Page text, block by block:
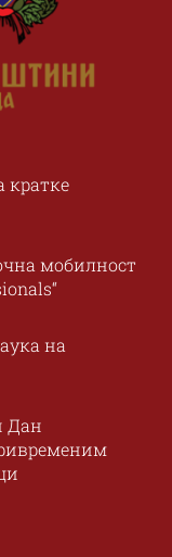
кратке
мобилност
на
Дан